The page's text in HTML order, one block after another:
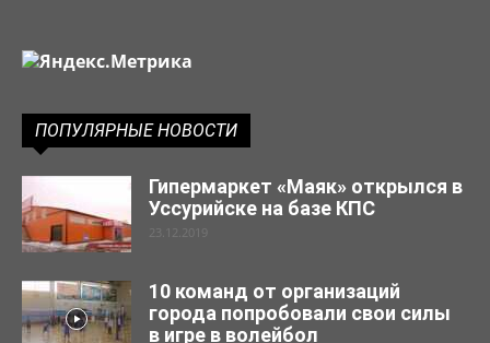
ПОПУЛЯРНЫЕ НОВОСТИ
Гипермаркет «Маяк» открылся в
Уссурийске на базе КПС
23.12.2019
10 команд от организаций
города попробовали свои силы
в игре в волейбол